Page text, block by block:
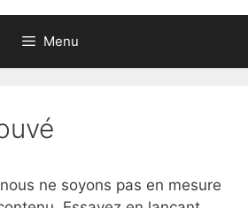
Menu
ne soyons pas en mesure